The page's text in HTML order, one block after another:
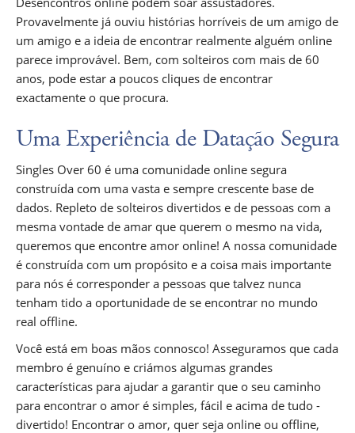
Provavelmente já ouviu histórias horríveis de um amigo de
um amigo e a ideia de encontrar realmente alguém online
parece improvável. Bem, com solteiros com mais de 60
anos, pode estar a poucos cliques de encontrar
exactamente o que procura.
Uma Experiência de Datação Segura
Singles Over 60 é uma comunidade online segura
construída com uma vasta e sempre crescente base de
dados. Repleto de solteiros divertidos e de pessoas com a
mesma vontade de amar que querem o mesmo na vida,
queremos que encontre amor online! A nossa comunidade
é construída com um propósito e a coisa mais importante
para nós é corresponder a pessoas que talvez nunca
tenham tido a oportunidade de se encontrar no mundo
real offline.
Você está em boas mãos connosco! Asseguramos que cada
membro é genuíno e criámos algumas grandes
características para ajudar a garantir que o seu caminho
para encontrar o amor é simples, fácil e acima de tudo -
divertido! Encontrar o amor, quer seja online ou offline,